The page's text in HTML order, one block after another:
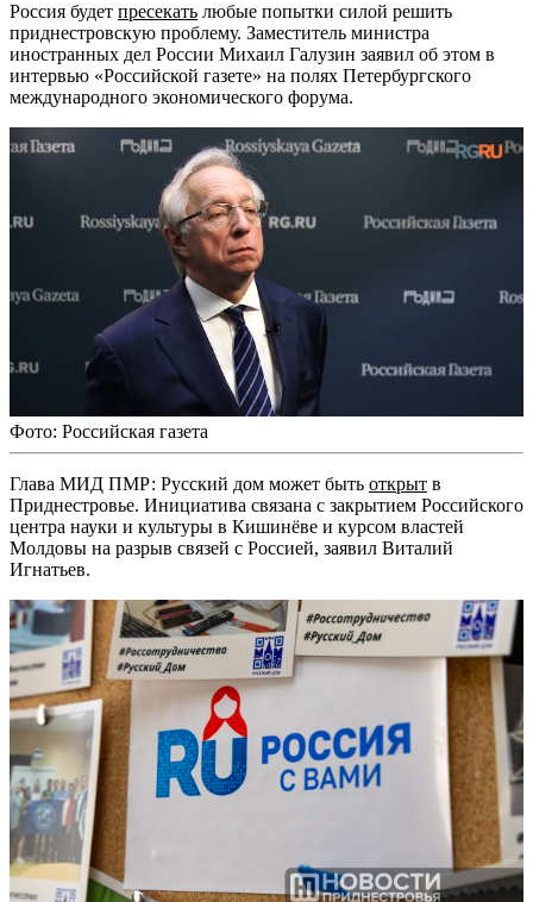
Россия будет пресекать любые попытки силой решить
приднестровскую проблему. Заместитель министра
иностранных дел России Михаил Галузин заявил об этом в
интервью «Российской газете» на полях Петербургского
международного экономического форума.
Фото: Российская газета
Глава МИД ПМР: Русский дом может быть открыт в
Приднестровье. Инициатива связана с закрытием Российского
центра науки и культуры в Кишинёве и курсом властей
Молдовы на разрыв связей с Россией, заявил Виталий
Игнатьев.